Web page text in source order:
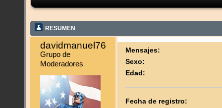
RESUMEN
Grupo de
Moderadores
Mensajes:
Sexo:
Edad:
Fecha de registro: